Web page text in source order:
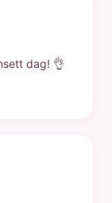
dag! 👌